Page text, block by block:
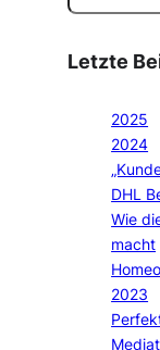
Letzte
2025
2024
DHL
Wie
macht
2023